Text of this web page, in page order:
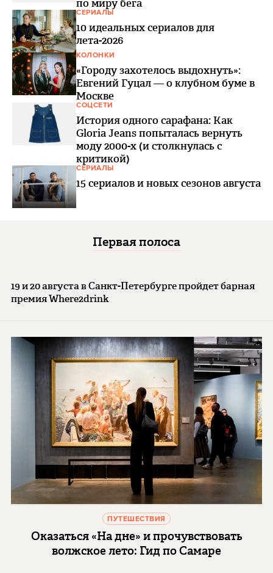
СЕРИАЛЫ
10 идеальных сериалов для
лета-2026
КОЛОНКИ
«Городу захотелось выдохнуть»:
Евгений Гуцал — о клубном буме в
Москве
СОЦСЕТИ
История одного сарафана: Как
Gloria Jeans попыталась вернуть
моду 2000-х (и столкнулась с
критикой)
СЕРИАЛЫ
15 сериалов и новых сезонов августа
Первая полоса
19 и 20 августа в Санкт-Петербурге пройдет барная
премия Where2drink
ПУТЕШЕСТВИЯ
Оказаться «На дне» и прочувствовать
волжское лето: Гид по Самаре